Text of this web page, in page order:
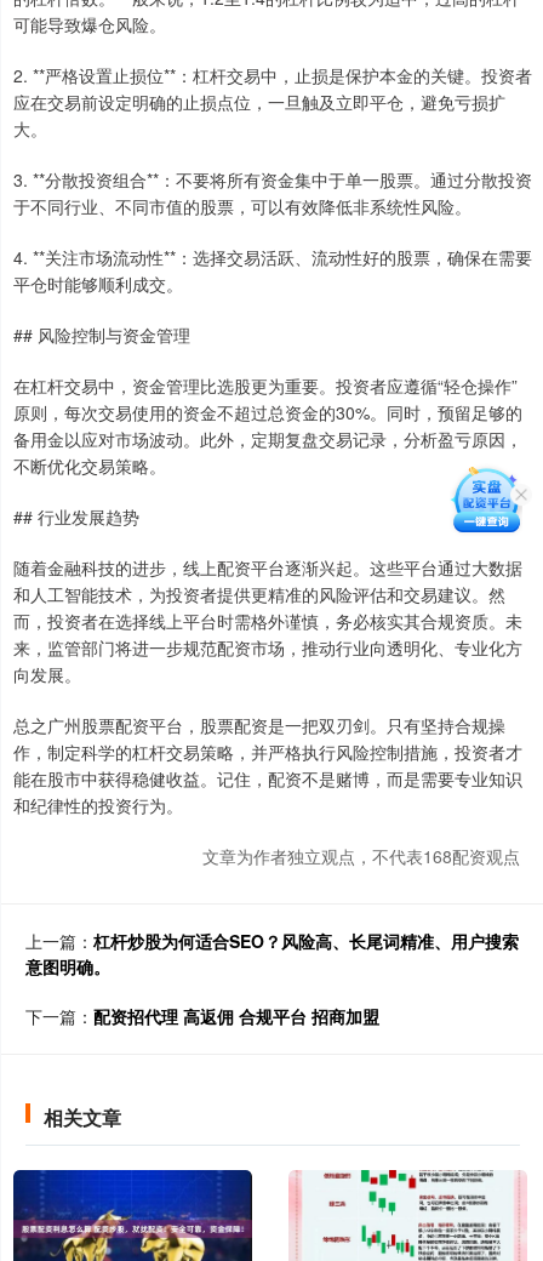
可能导致爆仓风险。
2. **严格设置止损位**：杠杆交易中，止损是保护本金的关键。投资者
应在交易前设定明确的止损点位，一旦触及立即平仓，避免亏损扩
大。
3. **分散投资组合**：不要将所有资金集中于单一股票。通过分散投资
于不同行业、不同市值的股票，可以有效降低非系统性风险。
4. **关注市场流动性**：选择交易活跃、流动性好的股票，确保在需要
平仓时能够顺利成交。
## 风险控制与资金管理
在杠杆交易中，资金管理比选股更为重要。投资者应遵循“轻仓操作”
原则，每次交易使用的资金不超过总资金的30%。同时，预留足够的
备用金以应对市场波动。此外，定期复盘交易记录，分析盈亏原因，
不断优化交易策略。
## 行业发展趋势
随着金融科技的进步，线上配资平台逐渐兴起。这些平台通过大数据
和人工智能技术，为投资者提供更精准的风险评估和交易建议。然
而，投资者在选择线上平台时需格外谨慎，务必核实其合规资质。未
来，监管部门将进一步规范配资市场，推动行业向透明化、专业化方
向发展。
总之广州股票配资平台，股票配资是一把双刃剑。只有坚持合规操
作，制定科学的杠杆交易策略，并严格执行风险控制措施，投资者才
能在股市中获得稳健收益。记住，配资不是赌博，而是需要专业知识
和纪律性的投资行为。
文章为作者独立观点，不代表168配资观点
上一篇： 杠杆炒股为何适合SEO？风险高、长尾词精准、用户搜索
意图明确。
下一篇： 配资招代理 高返佣 合规平台 招商加盟
相关文章